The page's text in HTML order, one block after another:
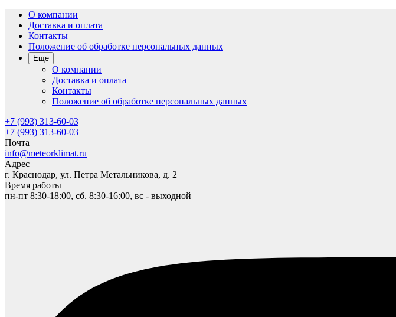
О компании
Доставка и оплата
Контакты
Положение об обработке персональных данных
Еще
О компании
Доставка и оплата
Контакты
Положение об обработке персональных данных
+7 (993) 313-60-03
+7 (993) 313-60-03
Почта
info@meteorklimat.ru
Адрес
г. Краснодар, ул. Петра Метальникова, д. 2
Время работы
пн-пт 8:30-18:00, сб. 8:30-16:00, вс - выходной